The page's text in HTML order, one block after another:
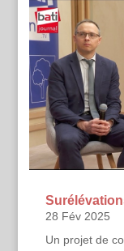
28 Fév 2025
Un projet de